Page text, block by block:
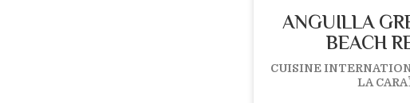
ANGUILLA
BEACH
CUISINE
LA